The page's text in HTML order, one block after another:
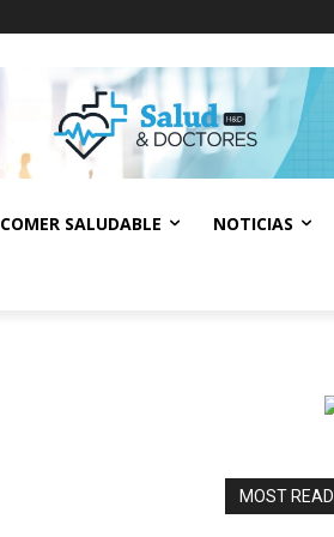
COMER SALUDABLE NOTICIAS
MOST READ